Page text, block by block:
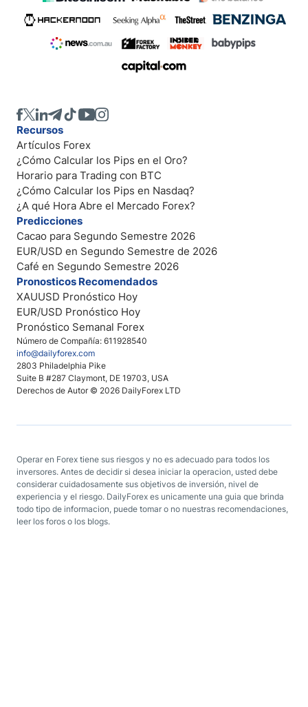
Número de Compañía: 611928540
info@dailyforex.com
2803 Philadelphia Pike
Suite B #287 Claymont, DE 19703, USA
Derechos de Autor © 2026 DailyForex LTD
Recursos
Artículos Forex
¿Cómo Calcular los Pips en el Oro?
Horario para Trading con BTC
¿Cómo Calcular los Pips en Nasdaq?
¿A qué Hora Abre el Mercado Forex?
Predicciones
Cacao para Segundo Semestre 2026
EUR/USD en Segundo Semestre de 2026
Café en Segundo Semestre 2026
Pronosticos Recomendados
XAUUSD Pronóstico Hoy
EUR/USD Pronóstico Hoy
Pronóstico Semanal Forex
Operar en Forex tiene sus riesgos y no es adecuado para todos los
inversores. Antes de decidir si desea iniciar la operacion, usted debe
considerar cuidadosamente sus objetivos de inversión, nivel de
experiencia y el riesgo. DailyForex es unicamente una guia que brinda
todo tipo de informacion, puede tomar o no nuestras recomendaciones,
leer los foros o los blogs.